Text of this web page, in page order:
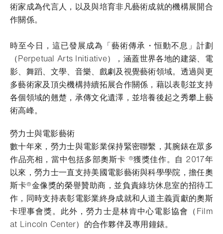
術家成為代言人，以及與培育非凡藝術成就的機構展開合
作關係。
時至今日，這已發展成為「藝術傳承・恒動不息」計劃
（Perpetual Arts Initiative），涵蓋世界各地的建築、電
影、舞蹈、文學、音樂、戲劇及視覺藝術領域。透過與更
多藝術家及頂尖機構持續拓展合作關係，藉以表彰並支持
各個領域的翹楚，承傳文化遺澤，並培養後起之秀攀上藝
術高峰。
勞力士與電影藝術
數十年來，勞力士與電影業保持緊密聯繫，其腕錶在眾多
作品亮相，當中包括多部奧斯卡 ®獲獎佳作。自 2017年
以來，勞力士一直支持美國電影藝術與科學學院，擔任奧
斯卡®金像獎的榮譽贊助商，並負責綠坊休息室的招待工
作，同時支持表彰電影業終身成就和人道主義貢獻的奧斯
卡理事會獎。此外，勞力士是林肯中心電影協會（Film
at Lincoln Center）的合作夥伴及專用鐘錶。